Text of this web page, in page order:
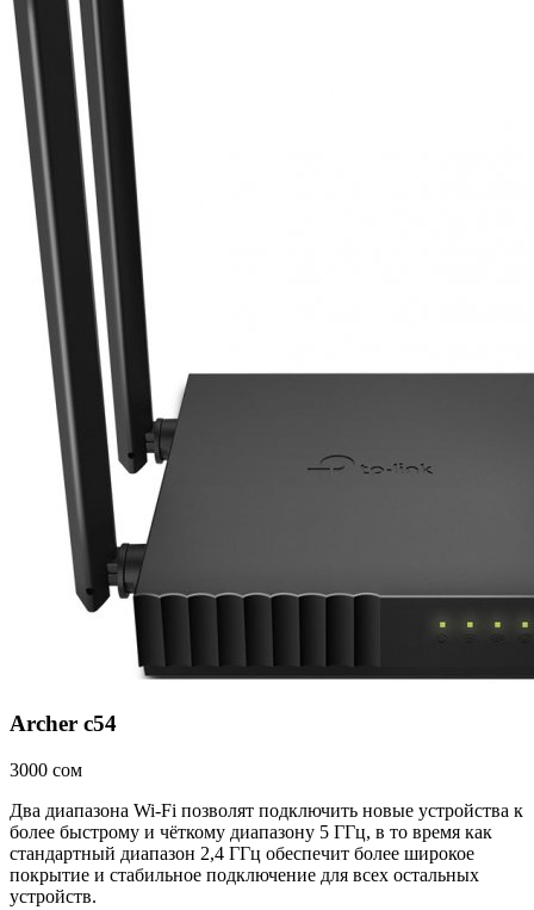
Archer c54
3000 сом
Два диапазона Wi-Fi позволят подключить новые устройства к
более быстрому и чёткому диапазону 5 ГГц, в то время как
стандартный диапазон 2,4 ГГц обеспечит более широкое
покрытие и стабильное подключение для всех остальных
устройств.